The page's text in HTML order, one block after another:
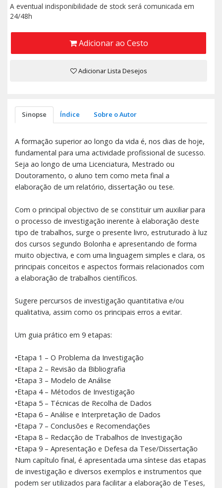
A eventual indisponibilidade de stock será comunicada em
24/48h
Adicionar ao Cesto
Adicionar Lista Desejos
Sinopse Índice Sobre o Autor
A formação superior ao longo da vida é, nos dias de hoje,
fundamental para uma actividade profissional de sucesso.
Seja ao longo de uma Licenciatura, Mestrado ou
Doutoramento, o aluno tem como meta final a
elaboração de um relatório, dissertação ou tese.
Com o principal objectivo de se constituir um auxiliar para
o processo de investigação inerente à elaboração deste
tipo de trabalhos, surge o presente livro, estruturado à luz
dos cursos segundo Bolonha e apresentando de forma
muito objectiva, e com uma linguagem simples e clara, os
principais conceitos e aspectos formais relacionados com
a elaboração de trabalhos científicos.
Sugere percursos de investigação quantitativa e/ou
qualitativa, assim como os principais erros a evitar.
Um guia prático em 9 etapas:
•Etapa 1 – O Problema da Investigação
•Etapa 2 – Revisão da Bibliografia
•Etapa 3 – Modelo de Análise
•Etapa 4 – Métodos de Investigação
•Etapa 5 – Técnicas de Recolha de Dados
•Etapa 6 – Análise e Interpretação de Dados
•Etapa 7 – Conclusões e Recomendações
•Etapa 8 – Redacção de Trabalhos de Investigação
•Etapa 9 – Apresentação e Defesa da Tese/Dissertação
Num capítulo final, é apresentada uma síntese das etapas
de investigação e diversos exemplos e instrumentos que
podem ser utilizados para facilitar a elaboração de Teses,